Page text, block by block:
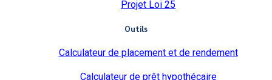
Projet Loi 25
Outils
Calculateur de placement et de rendement
Calculateur de prêt hypothécaire